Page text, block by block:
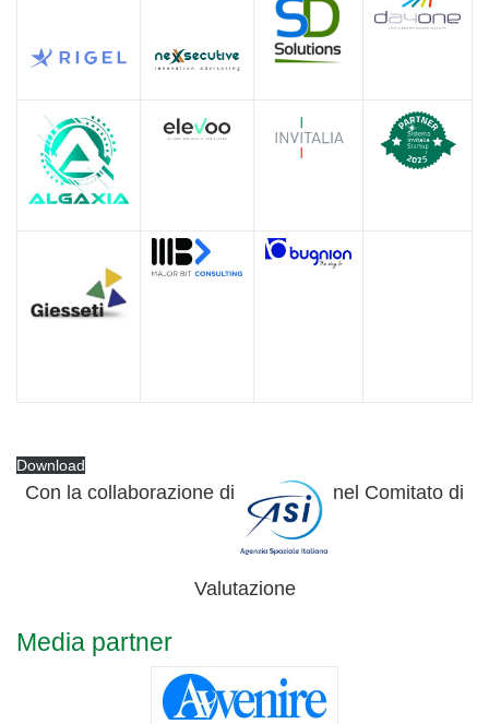
Download
Con la collaborazione di nel Comitato di
Valutazione
Media partner